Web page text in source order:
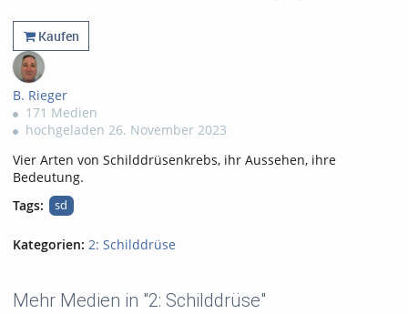
views
Kommentare
likes
favorites
Kaufen
B. Rieger
171 Medien
hochgeladen 26. November 2023
Vier Arten von Schilddrüsenkrebs, ihr Aussehen, ihre
Bedeutung.
Tags:
sd
Kategorien: 2: Schilddrüse
Mehr Medien in "2: Schilddrüse"